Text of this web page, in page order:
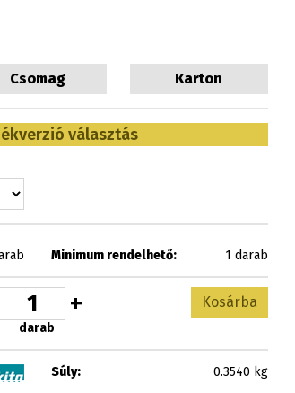
Csomag Karton
választás
Minimum rendelhető: 1 darab
+
darab
Kosárba
Súly: 0.3540 kg